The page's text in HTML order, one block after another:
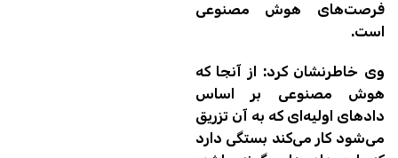
فرصت‌های هوش مصنوعی
است.
وی خاطرنشان کرد: از آنجا که
هوش مصنوعی بر اساس
دادهای اولیه‌ای که به آن تزریق
می‌شود کار می‌کند بستگی دارد